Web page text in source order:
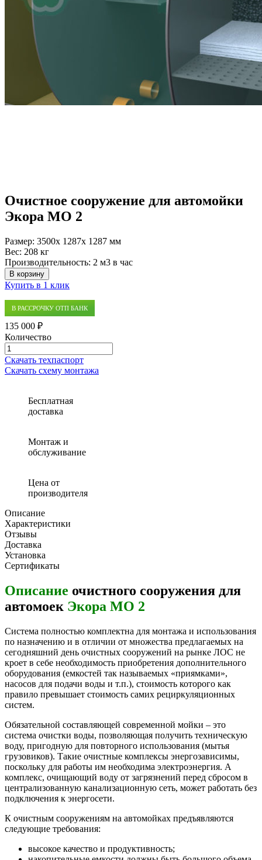
Очистное сооружение для автомойки
Экора МО 2
Размер: 3500x 1287x 1287 мм
Вес: 208 кг
Производительность: 2 м3 в час
В корзину
Купить в 1 клик
В РАССРОЧКУ ОТП БАНК
135 000 ₽
Количество
Количество
товара
Очистное
автомойки
Скачать техпаспорт
Скачать схему монтажа
Бесплатная
доставка
Монтаж и
обслуживание
Цена от
производителя
Описание
Характеристики
Отзывы
Доставка
Установка
Сертификаты
Описание очистного сооружения для
автомоек Экора МО 2
Система полностью комплектна для монтажа и использования
по назначению и в отличии от множества предлагаемых на
сегодняшний день очистных сооружений на рынке ЛОС не
кроет в себе необходимость приобретения дополнительного
оборудования (емкостей так называемых «приямками»,
насосов для подачи воды и т.п.), стоимость которого как
правило превышает стоимость самих рециркуляционных
систем.
Обязательной составляющей современной мойки – это
система очистки воды, позволяющая получить техническую
воду, пригодную для повторного использования (мытья
грузовиков). Такие очистные комплексы энергозависимы,
поскольку для работы им необходима электроэнергия. А
комплекс, очищающий воду от загрязнений перед сбросом в
централизованную канализационную сеть, может работать без
подключения к энергосети.
К очистным сооружениям на автомойках предъявляются
следующие требования:
высокое качество и продуктивность;